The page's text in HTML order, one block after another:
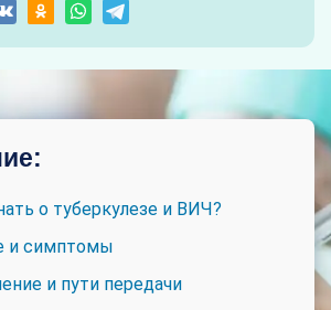
о туберкулезе и ВИЧ?
и симптомы
и пути передачи